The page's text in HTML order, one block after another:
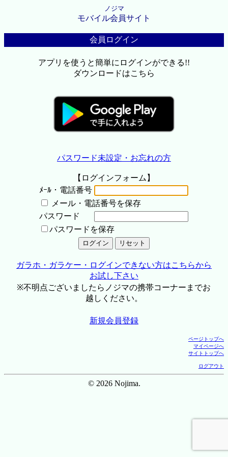
ノジマ
モバイル会員サイト
会員ログイン
アプリを使うと簡単にログインができる!!
ダウンロードはこちら
パスワード未設定・お忘れの方
【ログインフォーム】
ﾒｰﾙ・電話番号
メール・電話番号を保存
パスワード
パスワードを保存
ガラホ・ガラケー・ログインできない方はこちらから
お試し下さい
※不明点ございましたらノジマの携帯コーナーまでお
越しください。
新規会員登録
ページトップへ
マイページへ
サイトトップへ
ログアウト
© 2026 Nojima.